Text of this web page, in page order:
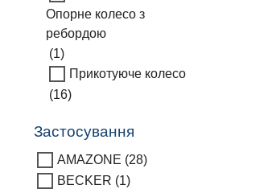
Опорне колесо з
ребордою
(1)
Прикотуюче колесо
(16)
Застосування
AMAZONE (28)
BECKER (1)